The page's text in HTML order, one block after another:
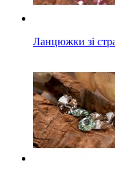
Ланцюжки зі